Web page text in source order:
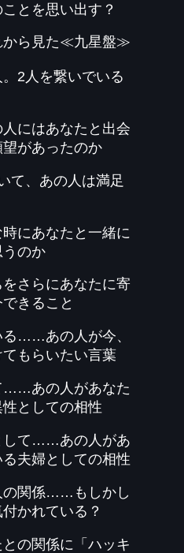
とを思い出す？
から見た≪九星盤≫
2人を繋いでいる
にはあなたと出会
があったのか
て、あの人は満足
にあなたと一緒に
のか
さらにあなたに寄
きること
る……あの人が今、
もらいたい言葉
……あの人があなた
としての相性
して……あの人があ
夫婦としての相性
の関係……もしかし
かれている？
の関係に「ハッキ